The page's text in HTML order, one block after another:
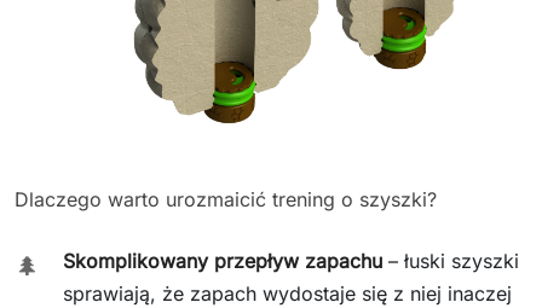
Dlaczego warto urozmaicić trening o szyszki?
🌲 Skomplikowany przepływ zapachu – łuski szyszki
sprawiają, że zapach wydostaje się z niej inaczej